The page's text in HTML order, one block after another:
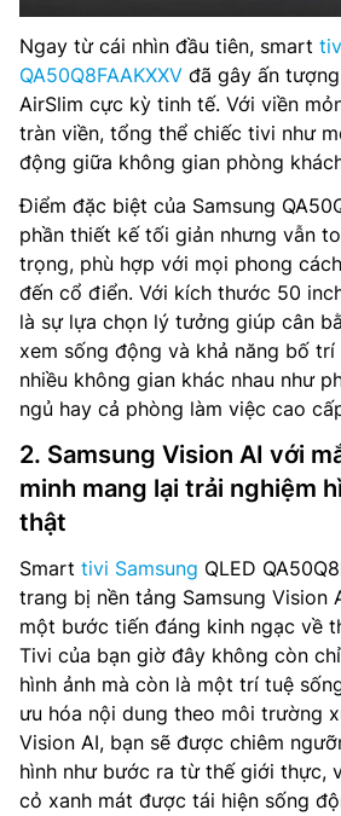
Ngay từ cái nhìn đầu tiên, smart
QA50Q8FAAKXXV đã gây ấn
AirSlim cực kỳ tinh tế. Với viền
tràn viền, tổng thể chiếc tivi như
động giữa không gian phòng
Điểm đặc biệt của Samsung
phần thiết kế tối giản nhưng vẫn
trọng, phù hợp với mọi phong
đến cổ điển. Với kích thước 50
là sự lựa chọn lý tưởng giúp cân
xem sống động và khả năng bố
nhiều không gian khác nhau như
ngủ hay cả phòng làm việc cao
2. Samsung Vision AI với
minh mang lại trải nghiệm
thật
Smart tivi Samsung QLED
trang bị nền tảng Samsung Vision
một bước tiến đáng kinh ngạc về
Tivi của bạn giờ đây không còn
hình ảnh mà còn là một trí tuệ
ưu hóa nội dung theo môi trường
Vision AI, bạn sẽ được chiêm
hình như bước ra từ thế giới thực,
cỏ xanh mát được tái hiện sống